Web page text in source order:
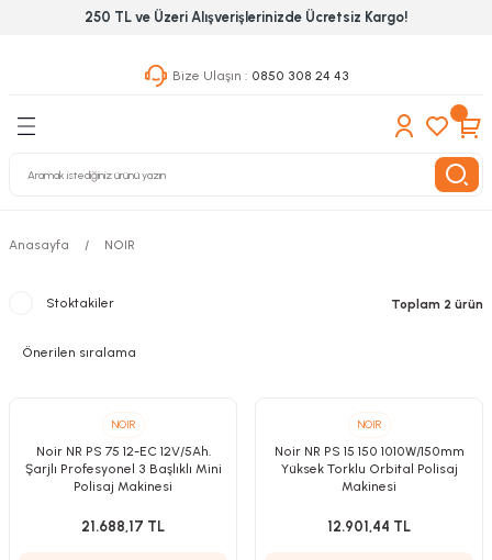
250 TL ve Üzeri Alışverişlerinizde Ücretsiz Kargo!
Bize Ulaşın : 0850 308 24 43
Geri Dön
Geri Dön
& Nalburiye
Grubu
Aletleri
Hizmet Dolapları
Aletleri
Geri Dön
Anasayfa NOIR
Stoktakiler Toplam 2 ürün
NOIR
Noir NR PS 75 12-EC 12V/5Ah.
Şarjlı Profesyonel 3 Başlıklı Mini
Polisaj Makinesi
21.688,17 TL
NOIR
Noir NR PS 15 150 1010W/150mm
Yüksek Torklu Orbital Polisaj
Makinesi
12.901,44 TL